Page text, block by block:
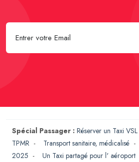
Spécial Passager : Réserver un Taxi VSL
TPMR - Transport sanitaire, médicalisé -
2025 - Un Taxi partagé pour l' aéroport